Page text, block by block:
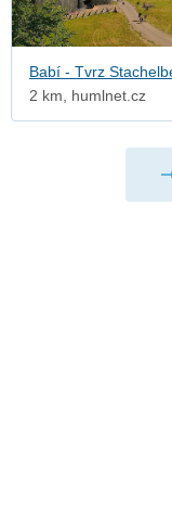
Babí - Tvrz
2 km, humlnet.cz